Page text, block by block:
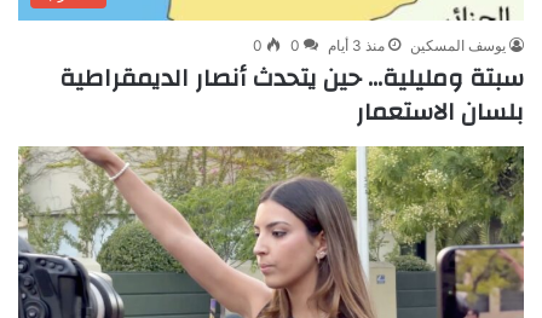
يوسف المسكين منذ 3 أيام 0
0
سبتة ومليلية… حين يتحدث أنصار الديمقراطية
بلسان الاستعمار